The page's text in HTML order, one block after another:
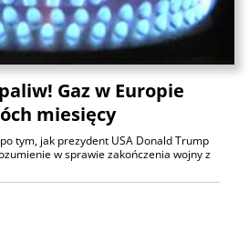
Gaz w Europie
miesięcy
tym, jak prezydent USA Donald Trump
w sprawie zakończenia wojny z